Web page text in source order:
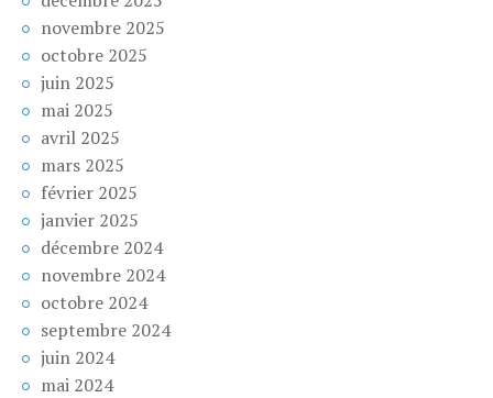
novembre 2025
octobre 2025
juin 2025
mai 2025
avril 2025
mars 2025
février 2025
janvier 2025
décembre 2024
novembre 2024
octobre 2024
septembre 2024
juin 2024
mai 2024